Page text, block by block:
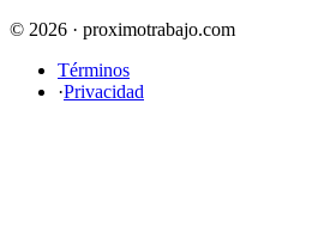
© 2026 · proximotrabajo.com
Términos
·Privacidad